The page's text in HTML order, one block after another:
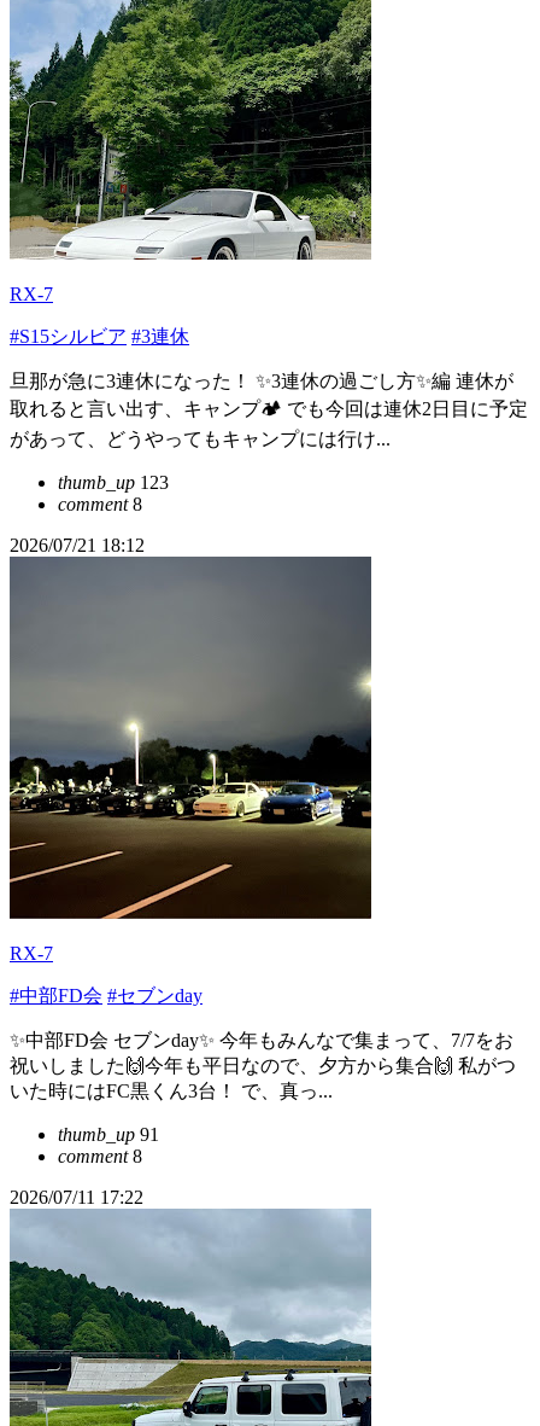
RX-7
#S15シルビア #3連休
旦那が急に3連休になった！ ✨3連休の過ごし方✨編 連休が
取れると言い出す、キャンプ🏕️ でも今回は連休2日目に予定
があって、どうやってもキャンプには行け...
thumb_up 123
comment8
2026/07/21 18:12
RX-7
#中部FD会 #セブンday
✨中部FD会 セブンday✨ 今年もみんなで集まって、7/7をお
祝いしました🙌今年も平日なので、夕方から集合🙌 私がつ
いた時にはFC黒くん3台！ で、真っ...
thumb_up 91
comment8
2026/07/11 17:22